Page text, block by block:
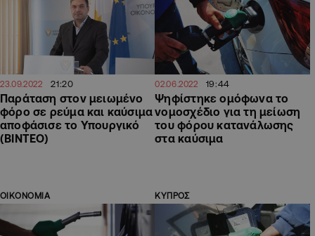
23.09.2022 21:20
Παράταση στον μειωμένο
φόρο σε ρεύμα και καύσιμα
αποφάσισε το Υπουργικό
(ΒΙΝΤΕΟ)
02.06.2022 19:44
Ψηφίστηκε ομόφωνα το
νομοσχέδιο για τη μείωση
του φόρου κατανάλωσης
στα καύσιμα
ΟΙΚΟΝΟΜΙΑ ΚΥΠΡΟΣ